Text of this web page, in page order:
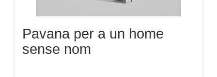
Pavana per a un home
sense nom